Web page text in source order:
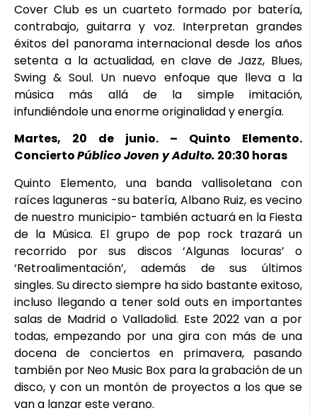
Cover Club es un cuarteto formado por batería,
contrabajo, guitarra y voz. Interpretan grandes
éxitos del panorama internacional desde los años
setenta a la actualidad, en clave de Jazz, Blues,
Swing & Soul. Un nuevo enfoque que lleva a la
música más allá de la simple imitación,
infundiéndole una enorme originalidad y energía.
Martes, 20 de junio. – Quinto Elemento.
ConciertoPúblico Joven y Adulto. 20:30 horas
Quinto Elemento, una banda vallisoletana con
raíces laguneras -su batería, Albano Ruiz, es vecino
de nuestro municipio- también actuará en la Fiesta
de la Música. El grupo de pop rock trazará un
recorrido por sus discos ‘Algunas locuras’ o
‘Retroalimentación’, además de sus últimos
singles. Su directo siempre ha sido bastante exitoso,
incluso llegando a tener sold outs en importantes
salas de Madrid o Valladolid. Este 2022 van a por
todas, empezando por una gira con más de una
docena de conciertos en primavera, pasando
también por Neo Music Box para la grabación de un
disco, y con un montón de proyectos a los que se
van a lanzar este verano.